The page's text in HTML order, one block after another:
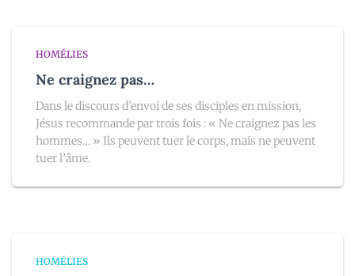
HOMÉLIES
Ne craignez pas…
Dans le discours d’envoi de ses disciples en mission,
Jésus recommande par trois fois : « Ne craignez pas les
hommes… » Ils peuvent tuer le corps, mais ne peuvent
tuer l’âme.
HOMÉLIES